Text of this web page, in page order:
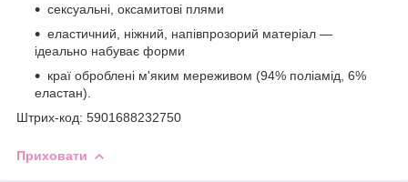
сексуальні, оксамитові плями
еластичний, ніжний, напівпрозорий матеріал —
ідеально набуває форми
краї оброблені м'яким мереживом (94% поліамід, 6%
еластан).
Штрих-код: 5901688232750
Приховати